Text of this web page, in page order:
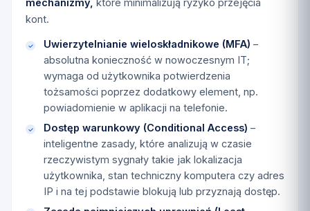
mechanizmy, które minimalizują ryzyko przejęcia
kont.
Uwierzytelnianie wieloskładnikowe (MFA) –
absolutna konieczność w nowoczesnym IT;
wymaga od użytkownika potwierdzenia
tożsamości poprzez dodatkowy element, np.
powiadomienie w aplikacji na telefonie.
Dostęp warunkowy (Conditional Access) –
inteligentne zasady, które analizują w czasie
rzeczywistym sygnały takie jak lokalizacja
użytkownika, stan techniczny komputera czy adres
IP i na tej podstawie blokują lub przyznają dostęp.